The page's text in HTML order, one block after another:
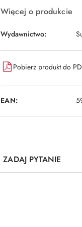
Więcej o produkcie
Wydawnictwo:
Pobierz produkt do
EAN:
ZADAJ PYTANIE